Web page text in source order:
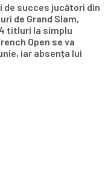
de succes jucători din
de Grand Slam,
titluri la simplu
Open se va
iar absența lui